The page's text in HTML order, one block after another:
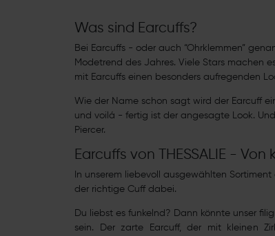
Was sind Earcuffs?
Bei Earcuffs - oder auch “Ohrklemmen”
Modetrend des Jahres. Viele Stars machen
mit Earcuffs einen besonders aufregenden
Wie der Name schon sagt wird der Earcuff
und voilá - fertig ist der angesagte Look.
Piercer.
Earcuffs von THESSALIE -
In unserem liebevoll ausgewählten
der richtige Cuff dabei.
Du liebst es funkelnd? Dann könnte unser
sein. Der zarte Earcuff, der mit kleinen